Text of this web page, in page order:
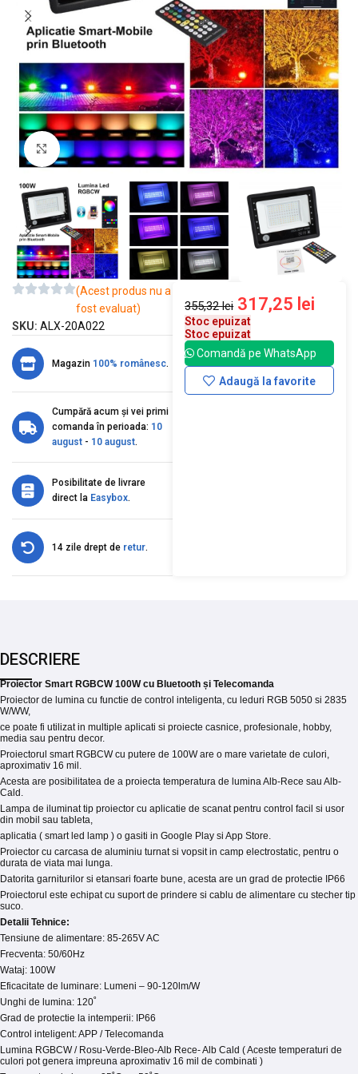
Mărește imaginea
(Acest produs nu a
fost evaluat)
SKU: ALX-20A022
Magazin 100% românesc.
Cumpără acum și vei primi
comanda în perioada: 10
august - 10 august.
Posibilitate de livrare
direct la Easybox.
14 zile drept de retur.
355,32lei 317,25 lei
Stoc epuizat
Stoc epuizat
Comandă pe WhatsApp
Adaugă la favorite
DESCRIERE
Proiector Smart RGBCW 100W cu Bluetooth și Telecomanda
Proiector de lumina cu functie de control inteligenta, cu leduri RGB 5050 si 2835
W/WW,
ce poate fi utilizat in multiple aplicati si proiecte casnice, profesionale, hobby,
media sau pentru decor.
Proiectorul smart RGBCW cu putere de 100W are o mare varietate de culori,
aproximativ 16 mil.
Acesta are posibilitatea de a proiecta temperatura de lumina Alb-Rece sau Alb-
Cald.
Lampa de iluminat tip proiector cu aplicatie de scanat pentru control facil si usor
din mobil sau tableta,
aplicatia ( smart led lamp ) o gasiti in Google Play si App Store.
Proiector cu carcasa de aluminiu turnat si vopsit in camp electrostatic, pentru o
durata de viata mai lunga.
Datorita garniturilor si etansari foarte bune, acesta are un grad de protectie IP66
Proiectorul este echipat cu suport de prindere si cablu de alimentare cu stecher tip
suco.
Detalii Tehnice:
Tensiune de alimentare: 85-265V AC
Frecventa: 50/60Hz
Wataj: 100W
Eficacitate de luminare: Lumeni – 90-120lm/W
Unghi de lumina: 120˚
Grad de protectie la intemperii: IP66
Control inteligent: APP / Telecomanda
Lumina RGBCW / Rosu-Verde-Bleo-Alb Rece- Alb Cald ( Aceste temperaturi de
culori pot genera impreuna aproximativ 16 mil de combinati )